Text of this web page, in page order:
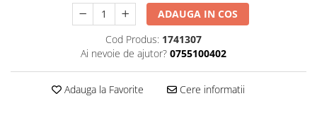
ADAUGA IN COS
Cod Produs: 1741307
Ai nevoie de ajutor? 0755100402
Adauga la Favorite Cere informatii